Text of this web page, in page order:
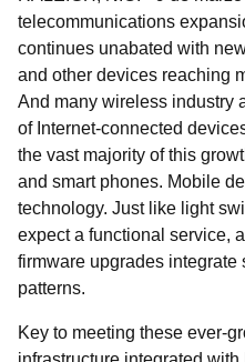
telecommunications
continues unabated with
and other devices reaching
And many wireless industry
of Internet-connected
the vast majority of this
and smart phones. Mobile
technology. Just like light
expect a functional service,
firmware upgrades
patterns.
Key to meeting these ever-